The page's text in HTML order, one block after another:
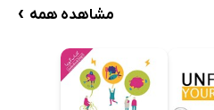
مشاهده همه ›